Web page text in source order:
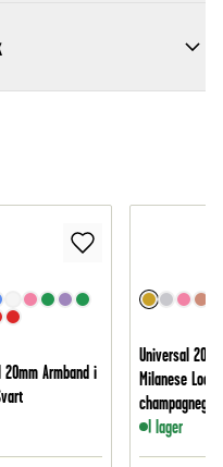
20mm Armband i
Universal
Milanese Loop,
champagneguld
I lager